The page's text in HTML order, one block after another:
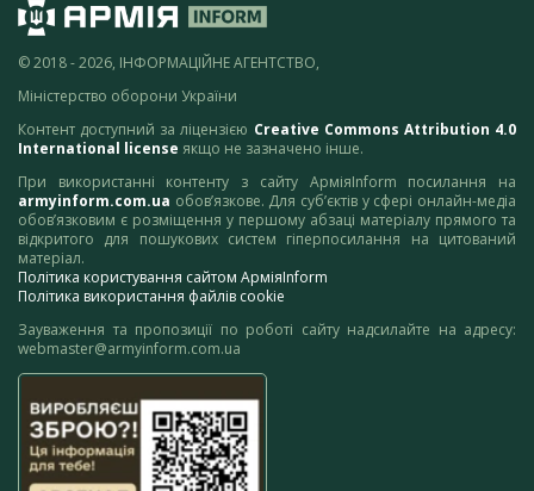
© 2018 - 2026, ІНФОРМАЦІЙНЕ АГЕНТСТВО,
Міністерство оборони України
Контент доступний за ліцензією Creative Commons Attribution 4.0
International license якщо не зазначено інше.
При використанні контенту з сайту АрміяInform посилання на
armyinform.com.ua обов’язкове. Для суб’єктів у сфері онлайн-медіа
обов’язковим є розміщення у першому абзаці матеріалу прямого та
відкритого для пошукових систем гіперпосилання на цитований
матеріал.
Політика користування сайтом АрміяInform
Політика використання файлів cookie
Зауваження та пропозиції по роботі сайту надсилайте на адресу:
webmaster@armyinform.com.ua